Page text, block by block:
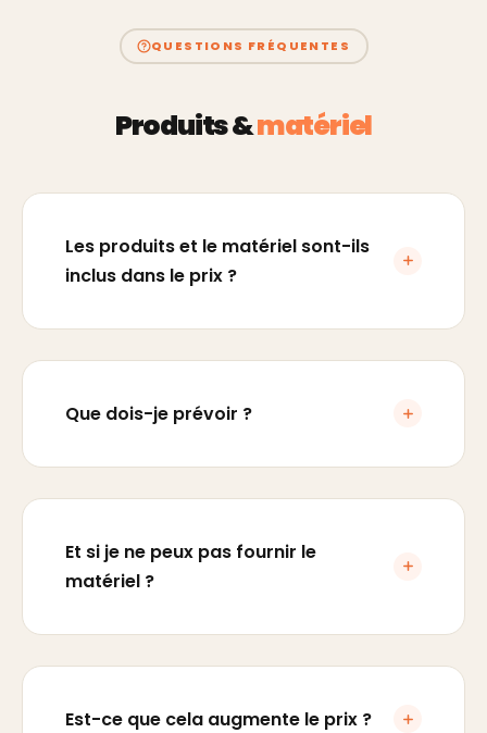
QUESTIONS FRÉQUENTES
Produits &matériel
Les produits et le matériel sont-ils
inclus dans le prix ?
Que dois-je prévoir ?
Et si je ne peux pas fournir le
matériel ?
Est-ce que cela augmente le prix ?